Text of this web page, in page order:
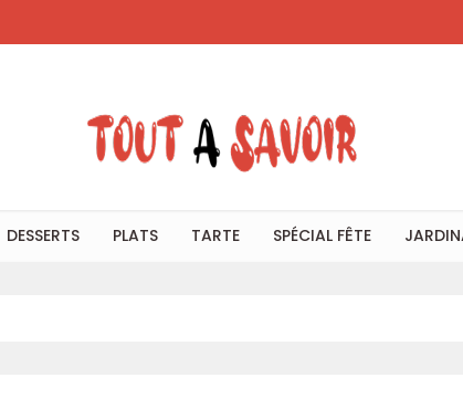
DESSERTS PLATS TARTE SPÉCIAL FÊTE